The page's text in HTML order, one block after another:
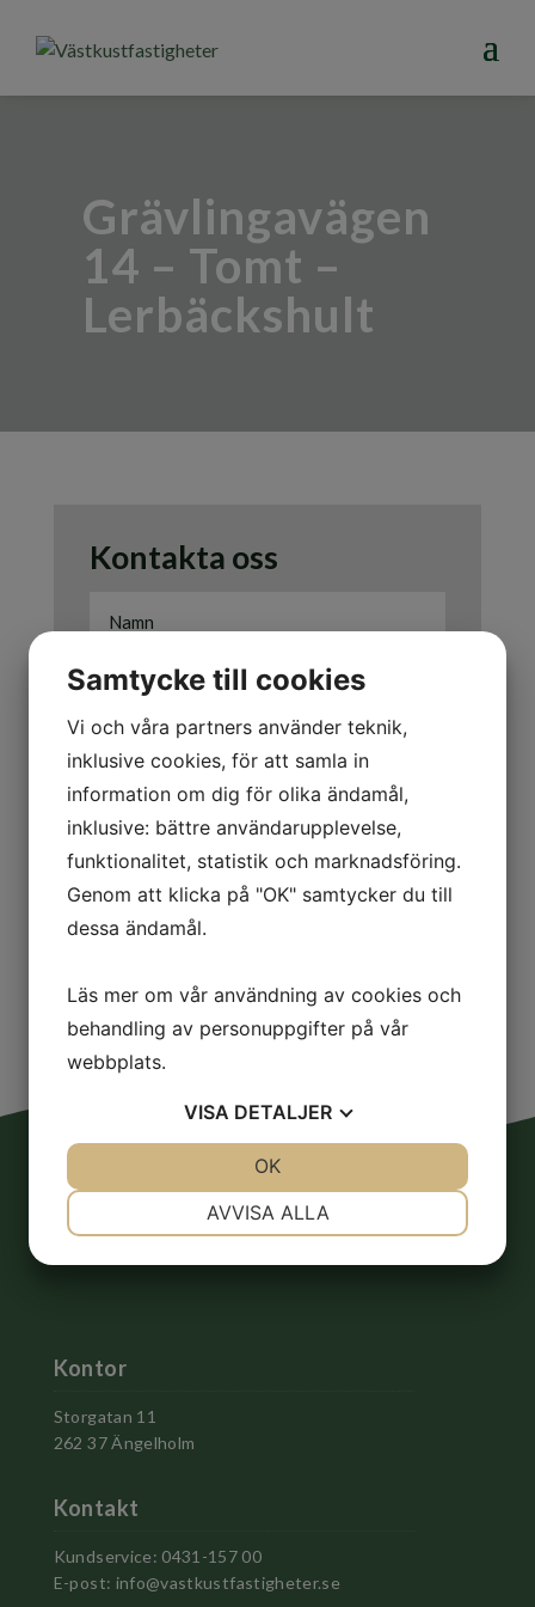
Grävlingavägen
14 – Tomt –
Lerbäckshult
Kontakta oss
Jag är intresserad av
Att sälja
Att köpa
Annat/Övrigt
2 + 13 = Skicka
Kontor
Storgatan 11
262 37 Ängelholm
Kontakt
Kundservice: 0431-157 00
E-post: info@vastkustfastigheter.se
Samtycke till cookies
Vi och våra partners använder teknik,
inklusive cookies, för att samla in
information om dig för olika ändamål,
inklusive: bättre användarupplevelse,
funktionalitet, statistik och marknadsföring.
Genom att klicka på "OK" samtycker du till
dessa ändamål.
Läs mer om vår användning av cookies och
behandling av personuppgifter på vår
webbplats.
VISA DETALJER
AVVISA ALLA
OK